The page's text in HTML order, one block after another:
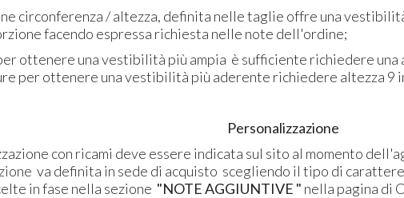
circonferenza / altezza, definita nelle taglie offre una
facendo espressa richiesta nelle note dell'ordine;
ottenere una vestibilità più ampia è sufficiente richiedere una
per ottenere una vestibilità più aderente richiedere altezza 9
Personalizzazione
con ricami deve essere indicata sul sito al momento
va definita in sede di acquisto scegliendo il tipo di
in fase nella sezione "NOTE AGGIUNTIVE " nella pagina di